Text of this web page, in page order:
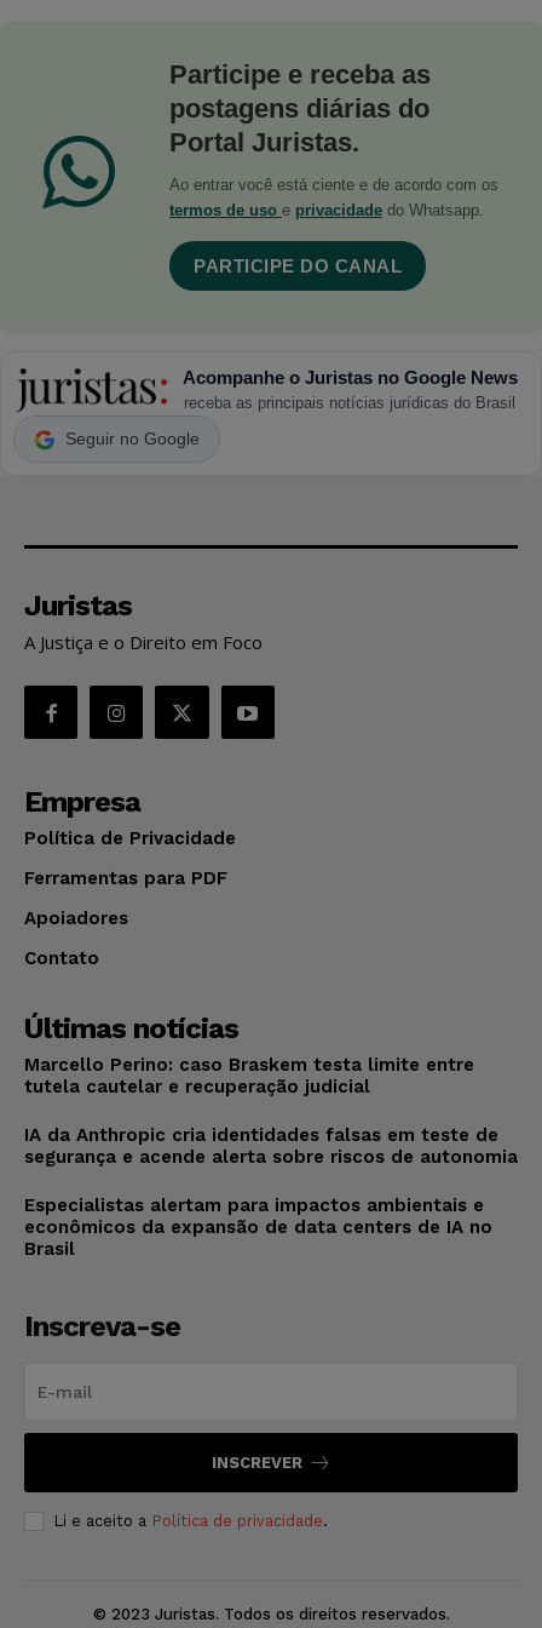
Participe e receba as
postagens diárias do
Portal Juristas.
Ao entrar você está ciente e de acordo com os
termos de uso e privacidade do Whatsapp.
PARTICIPE DO CANAL
Acompanhe o Juristas no Google News
receba as principais notícias jurídicas do Brasil
Seguir no Google
Juristas
A Justiça e o Direito em Foco
Empresa
Política de Privacidade
Ferramentas para PDF
Apoiadores
Contato
Últimas notícias
Marcello Perino: caso Braskem testa limite entre
tutela cautelar e recuperação judicial
IA da Anthropic cria identidades falsas em teste de
segurança e acende alerta sobre riscos de autonomia
Especialistas alertam para impactos ambientais e
econômicos da expansão de data centers de IA no
Brasil
Inscreva-se
INSCREVER
Li e aceito a Política de privacidade.
© 2023 Juristas. Todos os direitos reservados.